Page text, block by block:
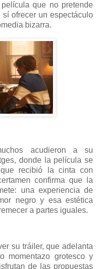
que no pretende
ofrecer un espectáculo
bizarra.
acudieron a su
donde la película se
recibió la cinta con
confirma que la
una experiencia de
negro y esa estética
a partes iguales.
su tráiler, que adelanta
momentazo grotesco y
de las propuestas